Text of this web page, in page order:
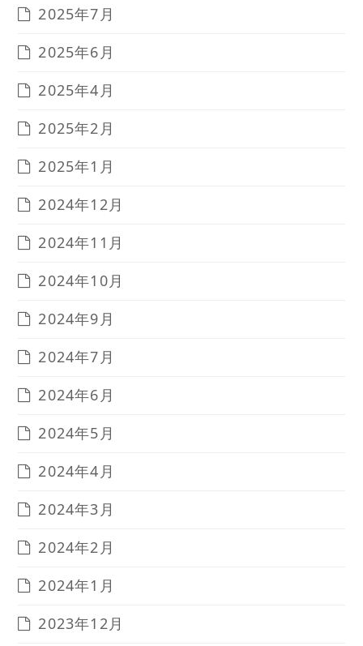
2025年7月
2025年6月
2025年4月
2025年2月
2025年1月
2024年12月
2024年11月
2024年10月
2024年9月
2024年7月
2024年6月
2024年5月
2024年4月
2024年3月
2024年2月
2024年1月
2023年12月